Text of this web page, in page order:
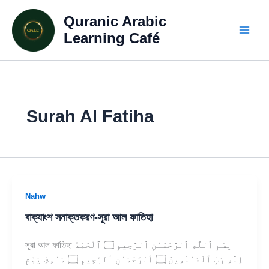
to
content
Quranic Arabic
Learning Café
Surah Al Fatiha
Nahw
বাক্যাংশ সনাক্তকরণ-সূরা আল ফাতিহা
সূরা আল ফাতিহা بِسْمِ ٱللَّهِ ٱلرَّحْمَـٰنِ ٱلرَّحِيمِ ۝ ٱلْحَمْدُ
لِلَّهِ رَبِّ ٱلْعَـٰلَمِينَ ۝ ٱلرَّحْمَـٰنِ ٱلرَّحِيمِ ۝ مَـٰلِكِ يَوْمِ